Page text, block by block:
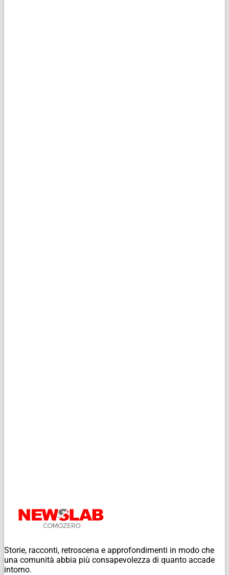
Storie, racconti, retroscena e approfondimenti in modo che
una comunità abbia più consapevolezza di quanto accade
intorno.